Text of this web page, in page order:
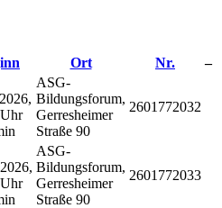
Ort Nr.
–
ASG-
Bildungsforum,
Gerresheimer
Straße 90
2601772032
ASG-
Bildungsforum,
Gerresheimer
Straße 90
2601772033